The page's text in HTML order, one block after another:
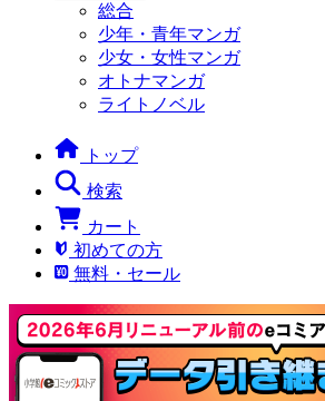
総合
少年・青年マンガ
少女・女性マンガ
オトナマンガ
ライトノベル
トップ
検索
カート
初めての方
無料・セール